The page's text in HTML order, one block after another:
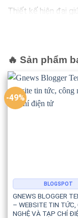
Thiết kế hiện đại
⚡ Chuẩn
Top Google
LiteSpot được tối
nhằm giúp website
✅ Schema Rich
✅ Review Schema
🔥 Sản phẩm
-49%
BLOGSPOT
GNEWS BLOGGER
– WEBSITE TIN TỨC,
NGHỆ VÀ TẠP CHÍ